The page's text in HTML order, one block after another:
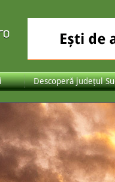
Descoperă județul